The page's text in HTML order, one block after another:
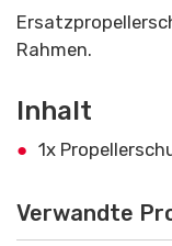
Rahmen.
Inhalt
1x
Verwandte